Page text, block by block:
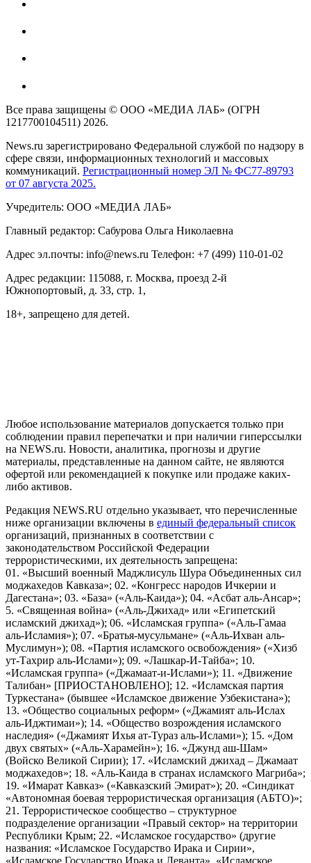
Все права защищены © ООО «МЕДИА ЛАБ» (ОГРН
1217700104511) 2026.
News.ru зарегистрировано Федеральной службой по надзору в
сфере связи, информационных технологий и массовых
коммуникаций. Регистрационный номер ЭЛ № ФС77-89793
от 07 августа 2025.
Учредитель: ООО «МЕДИА ЛАБ»
Главный редактор: Сабурова Ольга Николаевна
Адрес эл.почты: info@news.ru Телефон: +7 (499) 110-01-02
Адрес редакции: 115088, г. Москва, проезд 2-й
Южнопортовый, д. 33, стр. 1,
18+, запрещено для детей.
Любое использование материалов допускается только при
соблюдении правил перепечатки и при наличии гиперссылки
на NEWS.ru. Новости, аналитика, прогнозы и другие
материалы, представленные на данном сайте, не являются
офертой или рекомендацией к покупке или продаже каких-
либо активов.
Редакция NEWS.RU отдельно указывает, что перечисленные
ниже организации включены в единый федеральный список
организаций, признанных в соответствии с
законодательством Российской Федерации
террористическими, их деятельность запрещена:
01. «Высший военный Маджлисуль Шура Объединенных сил
моджахедов Кавказа»; 02. «Конгресс народов Ичкерии и
Дагестана»; 03. «База» («Аль-Каида»); 04. «Асбат аль-Ансар»;
5. «Священная война» («Аль-Джихад» или «Египетский
исламский джихад»); 06. «Исламская группа» («Аль-Гамаа
аль-Исламия»); 07. «Братья-мусульмане» («Аль-Ихван аль-
Муслимун»); 08. «Партия исламского освобождения» («Хизб
ут-Тахрир аль-Ислами»); 09. «Лашкар-И-Тайба»; 10.
«Исламская группа» («Джамаат-и-Ислами»); 11. «Движение
Талибан» [ПРИОСТАНОВЛЕНО]; 12. «Исламская партия
Туркестана» (бывшее «Исламское движение Узбекистана»);
13. «Общество социальных реформ» («Джамият аль-Ислах
аль-Иджтимаи»); 14. «Общество возрождения исламского
наследия» («Джамият Ихья ат-Тураз аль-Ислами»); 15. «Дом
двух святых» («Аль-Харамейн»); 16. «Джунд аш-Шам»
(Войско Великой Сирии); 17. «Исламский джихад – Джамаат
моджахедов»; 18. «Аль-Каида в странах исламского Магриба»;
19. «Имарат Кавказ» («Кавказский Эмират»); 20. «Синдикат
«Автономная боевая террористическая организация (АБТО)»;
21. Террористическое сообщество – структурное
подразделение организации «Правый сектор» на территории
Республики Крым; 22. «Исламское государство» (другие
названия: «Исламское Государство Ирака и Сирии»,
«Исламское Государство Ирака и Леванта», «Исламское